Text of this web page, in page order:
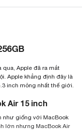
qua, Apple đã ra mắt
Apple khẳng định đây là
inch mỏng nhất thế giới.
Air 15 inch
như giống với MacBook
lớn nhưng MacBook Air